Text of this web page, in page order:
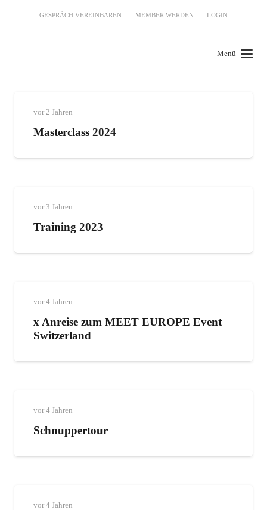
GESPRÄCH VEREINBAREN MEMBER WERDEN LOGIN
Menü
vor 2 Jahren
Masterclass 2024
vor 3 Jahren
Training 2023
vor 4 Jahren
x Anreise zum MEET EUROPE Event
Switzerland
vor 4 Jahren
Schnuppertour
vor 4 Jahren